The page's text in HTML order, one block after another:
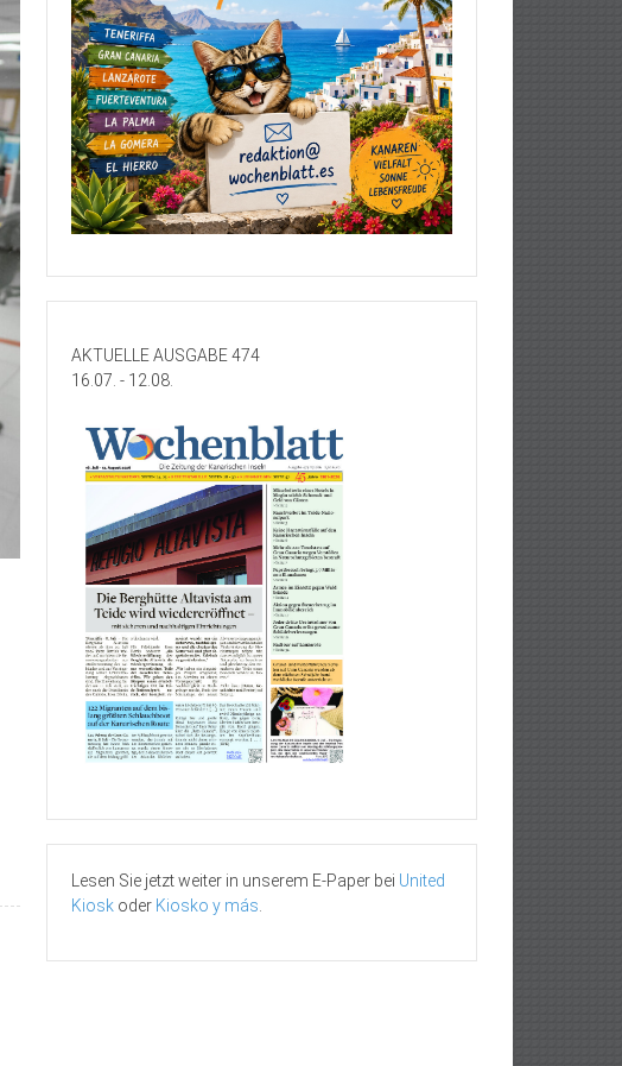
AKTUELLE AUSGABE 474
16.07. - 12.08.
Lesen Sie jetzt weiter in unserem E-Paper bei United
Kiosk oder Kiosko y más